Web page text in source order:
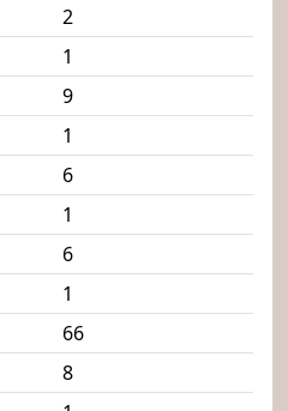
2
1
9
1
6
1
6
1
66
8